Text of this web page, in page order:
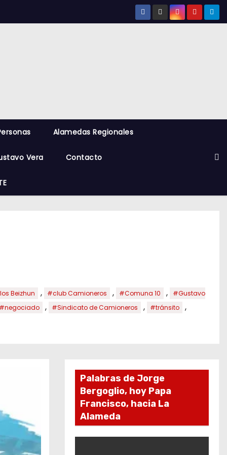
Alamedas Regionales
Vera Contacto
Beizhun , #club Camioneros , #Comuna 10 ,
#Gustavo
#negociado , #Sindicato de Camioneros , #tránsito ,
Palabras de Jorge
Bergoglio, hoy Papa
Francisco, hacia La
Alameda